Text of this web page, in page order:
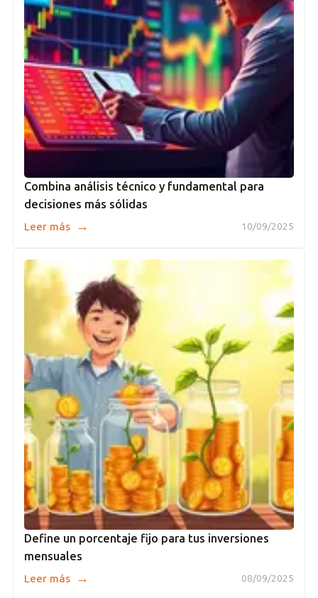
Combina análisis técnico y fundamental para
decisiones más sólidas
10/09/2025
Leer más →
Define un porcentaje fijo para tus inversiones
mensuales
08/09/2025
Leer más →